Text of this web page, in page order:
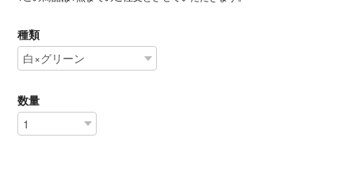
種類
数量